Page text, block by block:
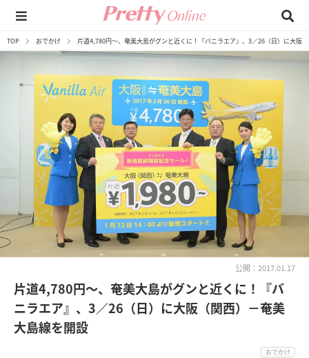
TOP おでかけ 片道4,780円～、奄美大島がグンと近くに！『バニラエア』、3／26（日）に大阪
公開：2017.01.17
片道4,780円～、奄美大島がグンと近くに！『バ
ニラエア』、3／26（日）に大阪（関西）－奄美
大島線を開設
おでかけ